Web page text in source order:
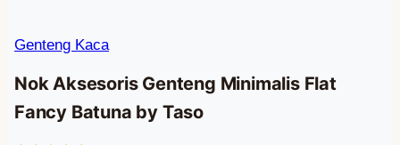
Genteng Kaca
Nok Aksesoris Genteng Minimalis Flat
Fancy Batuna by Taso